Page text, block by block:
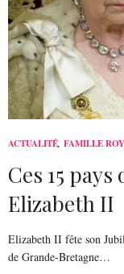
ACTUALITÉ, FAMILLE
Ces 15
Elizabeth II
Elizabeth II fête son
de Grande-Bretagne…